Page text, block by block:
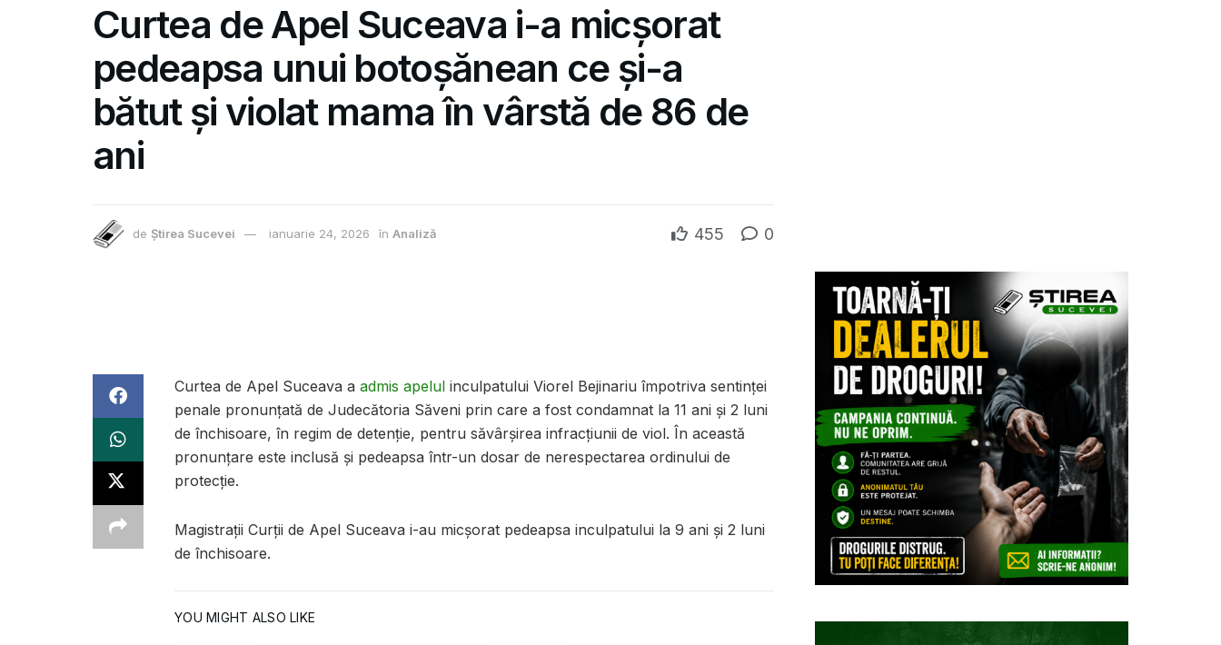
Curtea de Apel Suceava i-a micșorat
pedeapsa unui botoșănean ce și-a
bătut și violat mama în vârstă de 86 de
ani
de Știrea Sucevei ianuarie 24, 2026 în Analiză 455 0
Curtea de Apel Suceava a admis apelul inculpatului Viorel Bejinariu împotriva sentinţei
penale pronunţată de Judecătoria Săveni prin care a fost condamnat la 11 ani și 2 luni
de închisoare, în regim de detenție, pentru săvârșirea infracțiunii de viol. În această
pronunțare este inclusă și pedeapsa într-un dosar de nerespectarea ordinului de
protecție.
Magistrații Curții de Apel Suceava i-au micșorat pedeapsa inculpatului la 9 ani și 2 luni
de închisoare.
YOU MIGHT ALSO LIKE